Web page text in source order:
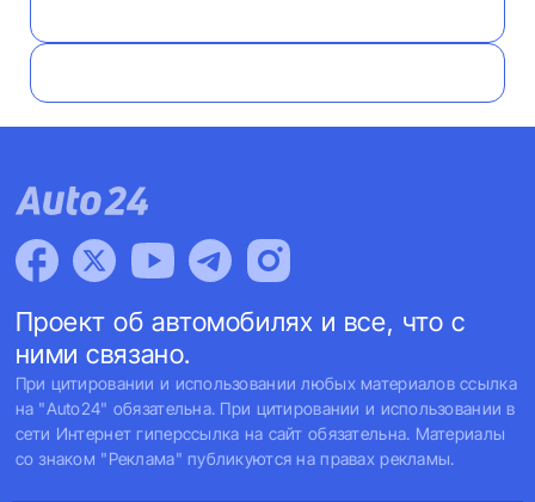
Проект об автомобилях и все, что с
ними связано.
При цитировании и использовании любых материалов ссылка
на "Auto24" обязательна. При цитировании и использовании в
сети Интернет гиперссылка на сайт обязательна. Материалы
со знаком "Реклама" публикуются на правах рекламы.